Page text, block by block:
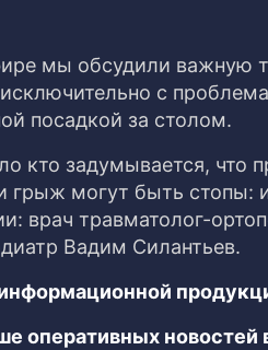
мы обсудили важную
с
посадкой за столом.
кто задумывается, что
грыж могут быть стопы:
врач травматолог-
Вадим Силантьев.
оперативных новостей